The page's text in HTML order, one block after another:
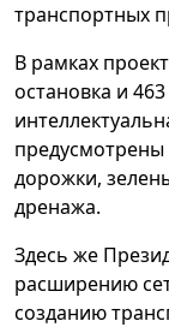
транспортных
В рамках
остановка и
дорожки,
дренажа.
Здесь же
расширению
созданию